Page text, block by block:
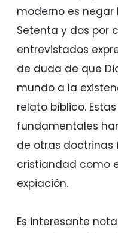
moderno es
Setenta y dos por
entrevistados
de duda de que
mundo a la
relato bíblico.
fundamentales
de otras
cristiandad como
expiación.
Es interesante